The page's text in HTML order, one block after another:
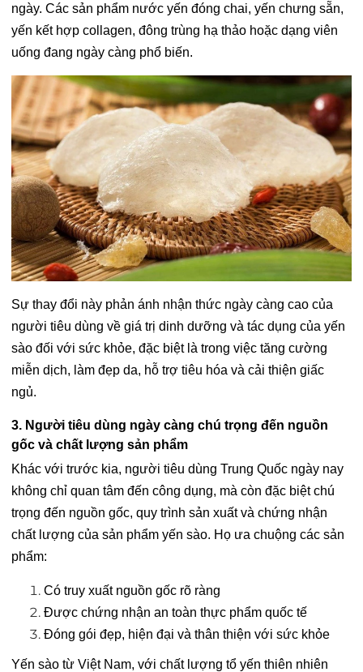
ngày. Các sản phẩm nước yến đóng chai, yến chưng sẵn,
yến kết hợp collagen, đông trùng hạ thảo hoặc dạng viên
uống đang ngày càng phổ biến.
Sự thay đổi này phản ánh nhận thức ngày càng cao của
người tiêu dùng về giá trị dinh dưỡng và tác dụng của yến
sào đối với sức khỏe, đặc biệt là trong việc tăng cường
miễn dịch, làm đẹp da, hỗ trợ tiêu hóa và cải thiện giấc
ngủ.
3. Người tiêu dùng ngày càng chú trọng đến nguồn
gốc và chất lượng sản phẩm
Khác với trước kia, người tiêu dùng Trung Quốc ngày nay
không chỉ quan tâm đến công dụng, mà còn đặc biệt chú
trọng đến nguồn gốc, quy trình sản xuất và chứng nhận
chất lượng của sản phẩm yến sào. Họ ưa chuộng các sản
phẩm:
Có truy xuất nguồn gốc rõ ràng
Được chứng nhận an toàn thực phẩm quốc tế
Đóng gói đẹp, hiện đại và thân thiện với sức khỏe
Yến sào từ Việt Nam, với chất lượng tổ yến thiên nhiên